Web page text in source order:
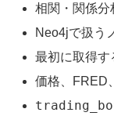
相関・関係分
Neo4jで扱う
最初に取得す
価格、FRED